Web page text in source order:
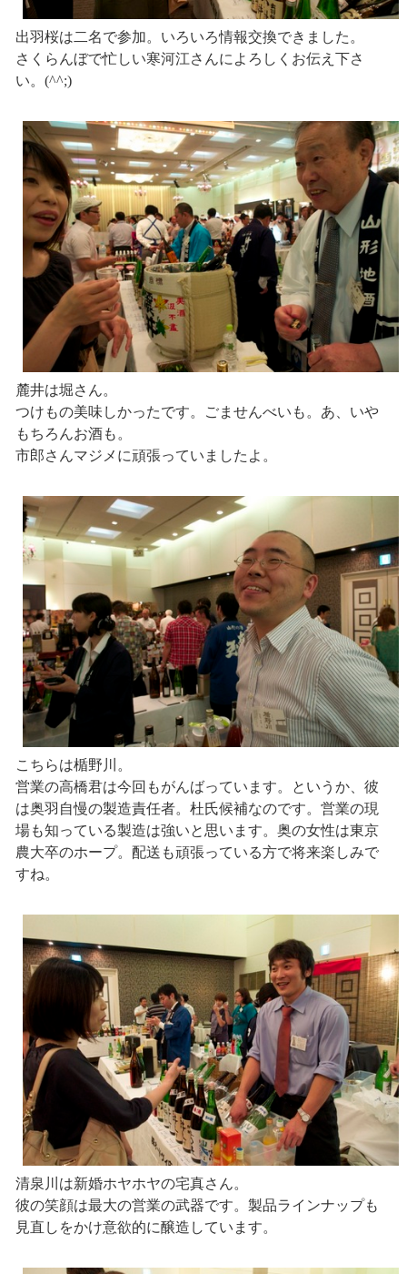
出羽桜は二名で参加。いろいろ情報交換できました。
さくらんぼで忙しい寒河江さんによろしくお伝え下さ
い。(^^;)
麓井は堀さん。
つけもの美味しかったです。ごませんべいも。あ、いや
もちろんお酒も。
市郎さんマジメに頑張っていましたよ。
こちらは楯野川。
営業の高橋君は今回もがんばっています。というか、彼
は奥羽自慢の製造責任者。杜氏候補なのです。営業の現
場も知っている製造は強いと思います。奥の女性は東京
農大卒のホープ。配送も頑張っている方で将来楽しみで
すね。
清泉川は新婚ホヤホヤの宅真さん。
彼の笑顔は最大の営業の武器です。製品ラインナップも
見直しをかけ意欲的に醸造しています。